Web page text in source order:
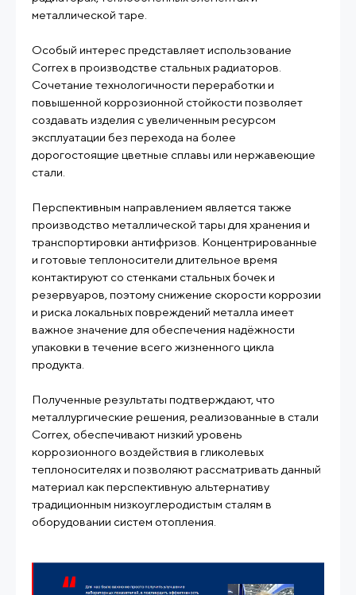
металлической таре.
Особый интерес представляет использование
Correx в производстве стальных радиаторов.
Сочетание технологичности переработки и
повышенной коррозионной стойкости позволяет
создавать изделия с увеличенным ресурсом
эксплуатации без перехода на более
дорогостоящие цветные сплавы или нержавеющие
стали.
Перспективным направлением является также
производство металлической тары для хранения и
транспортировки антифризов. Концентрированные
и готовые теплоносители длительное время
контактируют со стенками стальных бочек и
резервуаров, поэтому снижение скорости коррозии
и риска локальных повреждений металла имеет
важное значение для обеспечения надёжности
упаковки в течение всего жизненного цикла
продукта.
Полученные результаты подтверждают, что
металлургические решения, реализованные в стали
Correx, обеспечивают низкий уровень
коррозионного воздействия в гликолевых
теплоносителях и позволяют рассматривать данный
материал как перспективную альтернативу
традиционным низкоуглеродистым сталям в
оборудовании систем отопления.